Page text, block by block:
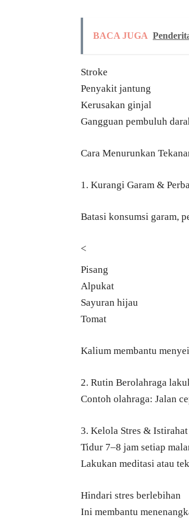
BACA JUGA
Stroke
Penyakit jantung
Kerusakan ginjal
Gangguan pembuluh
Cara Menurunkan
1. Kurangi Garam &
Batasi konsumsi garam,
<
Pisang
Alpukat
Sayuran hijau
Tomat
Kalium membantu
2. Rutin Berolahraga
Contoh olahraga: Jalan
3. Kelola Stres &
Tidur 7–8 jam setiap
Lakukan meditasi atau
Hindari stres berlebihan
Ini membantu